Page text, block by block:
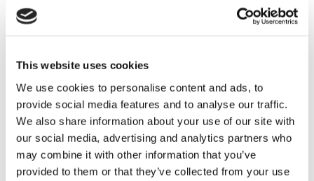
This website uses cookies
We use cookies to personalise content and ads, to
provide social media features and to analyse our traffic.
We also share information about your use of our site with
our social media, advertising and analytics partners who
may combine it with other information that you’ve
provided to them or that they’ve collected from your use
Triscan spindel 8500 81714 til Tesla Model S, bagaksel,
højre side
Se det komplette program her…